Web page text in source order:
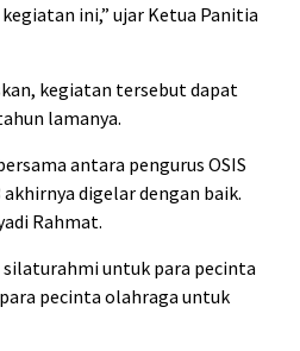
ini,” ujar Ketua Panitia
kegiatan tersebut dapat
lamanya.
antara pengurus OSIS
akhirnya digelar dengan baik.
Rahmat.
silaturahmi untuk para pecinta
pecinta olahraga untuk